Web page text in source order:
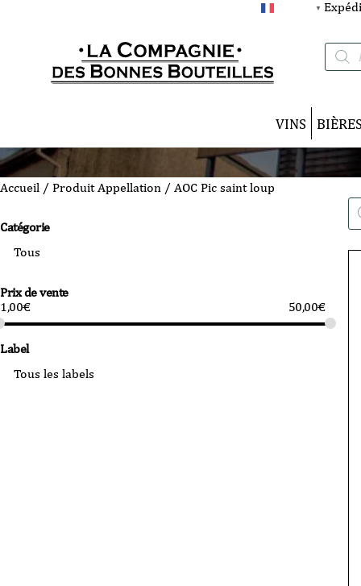
▼
de
VINS
Accueil / Produit Appellation / AOC Pic saint loup
Catégorie
Prix de vente
1,00€ 50,00€
Label